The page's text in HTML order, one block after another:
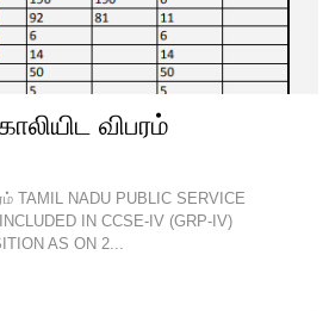
விபரம்
TAMIL NADU PUBLIC SERVICE
IN CCSE-IV (GRP-IV)
AS ON 2...